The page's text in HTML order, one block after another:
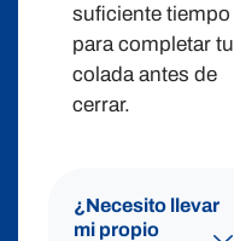
suficiente tiempo
para completar tu
colada antes de
cerrar.
¿Necesito llevar
mi propio